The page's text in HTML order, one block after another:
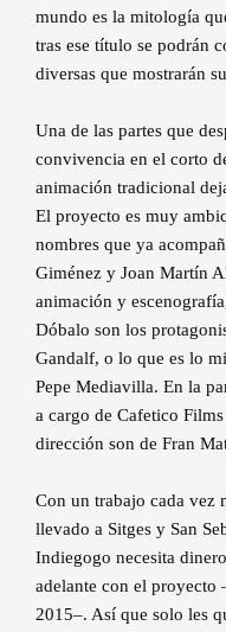
mundo es la mitología
tras ese título se podrán
diversas que mostrarán
Una de las partes que
convivencia en el corto
animación tradicional
El proyecto es muy
nombres que ya
Giménez y Joan Martín
animación y
Dóbalo son los
Gandalf, o lo que es lo
Pepe Mediavilla. En la
a cargo de Cafetico
dirección son de Fran
Con un trabajo cada vez
llevado a Sitges y San
Indiegogo necesita
adelante con el proyecto
2015–. Así que solo les